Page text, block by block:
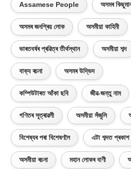
Assamese People অসমৰ
অসমৰ জনপ্ৰিয় লোক অসমীয়া কাহিনী
ভাৰতবৰ্ষৰ প্ৰৱিত্ৰ তীৰ্থস্থান অসমীয়া শব্দ
বাক্য ৰচনা অসমৰ উদ্ভিদ
কম্পিউটাৰত আঁকা ছবি জীৱ-জন্তু নাম
গণিতৰ সূত্ৰাৱলী অসমীয়া সঁজুলি
বিশেষ্যৰ পৰা বিশেষণলৈ এটা শব্দত প্ৰকাশ
অসমীয়া ৰচনা মহান লোকৰ বাণী